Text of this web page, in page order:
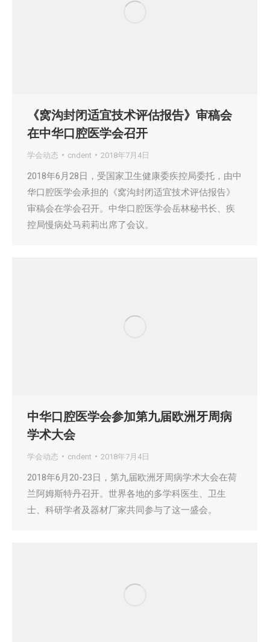
《窝沟封闭适宜技术评估报告》审稿会
在中华口腔医学会召开
学会动态 cndent 2018年7月4日
2018年6月28日，受国家卫生健康委疾控局委托，由中
华口腔医学会承担的《窝沟封闭适宜技术评估报告》
审稿会在学会召开。中华口腔医学会岳林秘书长、疾
控局慢病处马莉莉出席了会议。
中华口腔医学会参加第九届欧洲牙周病
学术大会
学会动态 cndent 2018年7月4日
2018年6月20-23日，第九届欧洲牙周病学术大会在荷
兰阿姆斯特丹召开。世界各地的多学科医生、卫生
士、科研学者及器材厂家共同参与了这一盛会。